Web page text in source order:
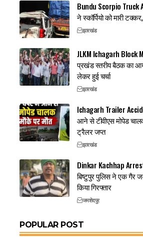
Bundu Scorpio Truck
ने स्कॉर्पियो को मारी
झारखंड
JLKM Ichagarh
प्रखंड स्तरीय बैठक का
लेकर हुई चर्चा
झारखंड
Ichagarh Trailer
आने से टीवीएस मोपेड
ट्रैलर जप्त
झारखंड
Dinkar Kachhap
बिष्टुपुर पुलिस ने एक गैर
किया गिरफ्तार
जमशेदपुर
POPULAR POST